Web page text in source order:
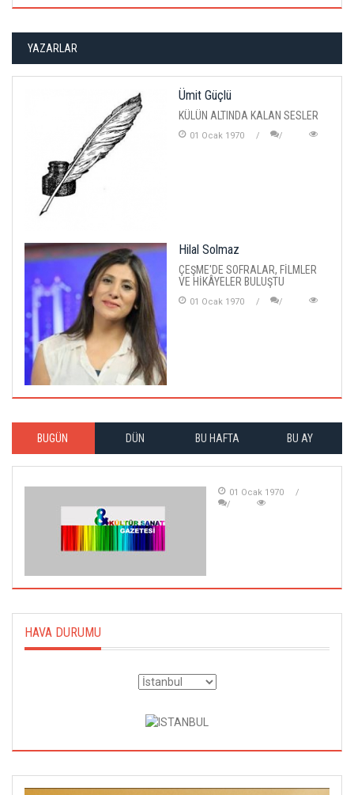
YAZARLAR
Ümit Güçlü
KÜLÜN ALTINDA KALAN SESLER
01 Ocak 1970
Hilal Solmaz
ÇEŞME'DE SOFRALAR, FİLMLER
VE HİKÂYELER BULUŞTU
01 Ocak 1970
BUGÜN DÜN BU HAFTA BU AY
01 Ocak 1970
HAVA DURUMU